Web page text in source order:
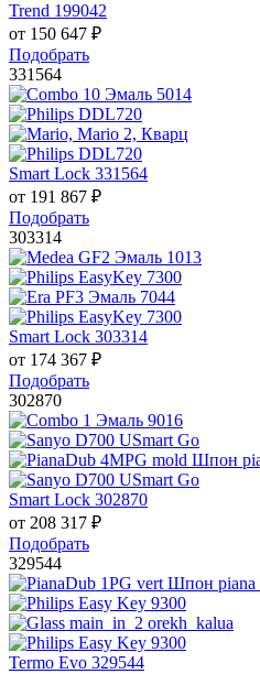
Trend 199042
от 150 647 ₽
Подобрать
331564
Smart Lock 331564
от 191 867 ₽
Подобрать
303314
Smart Lock 303314
от 174 367 ₽
Подобрать
302870
Smart Lock 302870
от 208 317 ₽
Подобрать
329544
Termo Evo 329544